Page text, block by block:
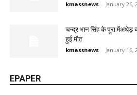
kmassnews - January 26,
चन्द्र भान सिंह के पूरा मेंअधेड़
हुई मौत
kmassnews - January 16,
EPAPER